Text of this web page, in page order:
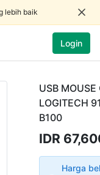
lebih baik
Login
USB MOUSE
LOGITECH
B100
IDR
Harga